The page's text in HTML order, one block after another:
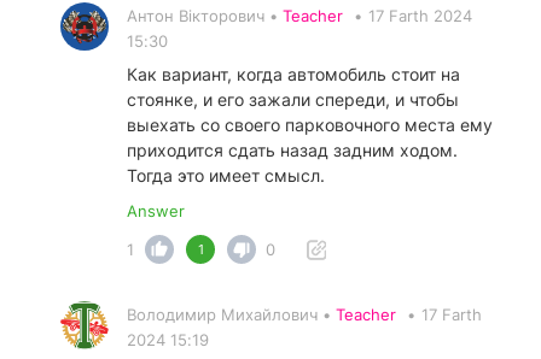
Антон Вікторович • Teacher • 17 Farth 2024
15:30
Как вариант, когда автомобиль стоит на
стоянке, и его зажали спереди, и чтобы
выехать со своего парковочного места ему
приходится сдать назад задним ходом.
Тогда это имеет смысл.
Answer
1
1 0
Володимир Михайлович • Teacher • 17 Farth
2024 15:19